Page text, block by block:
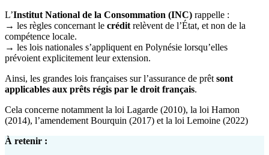
L’Institut National de la Consommation (INC) rappelle :
→ les règles concernant le crédit relèvent de l’État, et non de la
compétence locale.
→ les lois nationales s’appliquent en Polynésie lorsqu’elles
prévoient explicitement leur extension.
Ainsi, les grandes lois françaises sur l’assurance de prêt sont
applicables aux prêts régis par le droit français.
Cela concerne notamment la loi Lagarde (2010), la loi Hamon
(2014), l’amendement Bourquin (2017) et la loi Lemoine (2022)
À retenir :